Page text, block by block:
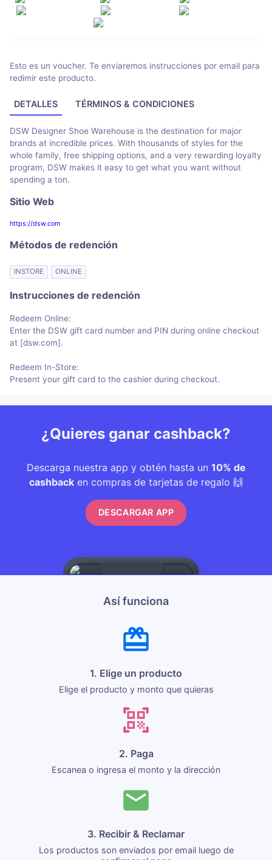
Esto es un voucher. Te enviaremos instrucciones por email para
redimir este producto.
DETALLES TÉRMINOS & CONDICIONES
DSW Designer Shoe Warehouse is the destination for major
brands at incredible prices. With thousands of styles for the
whole family, free shipping options, and a very rewarding loyalty
program, DSW makes it easy to get what you want without
spending a ton.
Sitio Web
https://dsw.com
Métodos de redención
INSTORE ONLINE
Instrucciones de redención
Redeem Online:
Enter the DSW gift card number and PIN during online checkout
at [dsw.com].
Redeem In-Store:
Present your gift card to the cashier during checkout.
¿Quieres ganar cashback?
Descarga nuestra app y obtén hasta un 10% de
cashback en compras de tarjetas de regalo 🙌
DESCARGAR APP
Así funciona
1. Elige un producto
Elige el producto y monto que quieras
2. Paga
Escanea o ingresa el monto y la dirección
3. Recibir & Reclamar
Los productos son enviados por email luego de